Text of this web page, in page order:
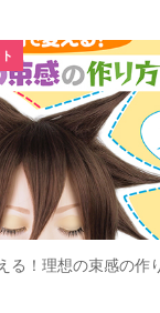
る！理想の束感の作